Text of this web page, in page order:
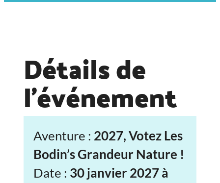
Détails de
l'événement
Aventure : 2027, Votez Les
Bodin’s Grandeur Nature !
Date : 30 janvier 2027 à